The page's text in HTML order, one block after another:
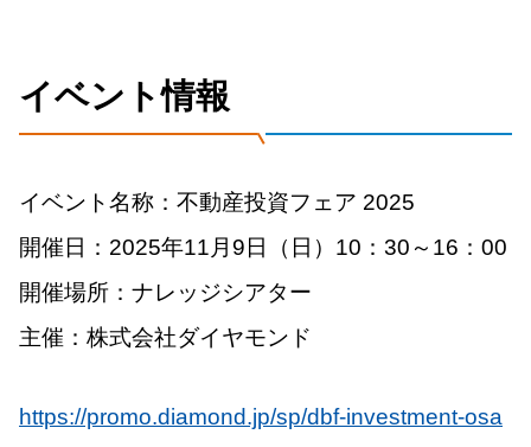
イベント情報
イベント名称：不動産投資フェア 2025
開催日：2025年11月9日（日）10：30～16：00
開催場所：ナレッジシアター
主催：株式会社ダイヤモンド
https://promo.diamond.jp/sp/dbf-investment-osa